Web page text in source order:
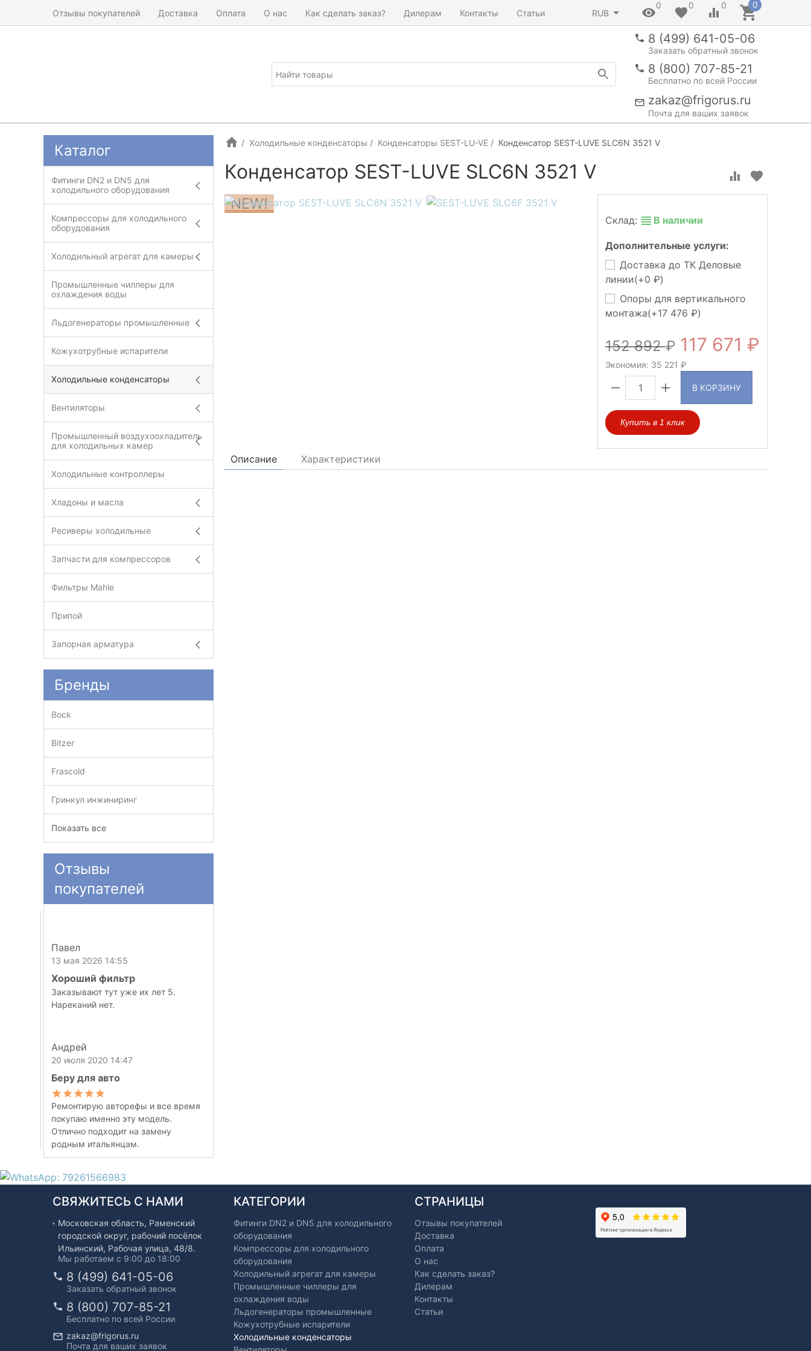
Отзывы покупателей Доставка Оплата О нас Как сделать заказ? Дилерам Контакты Статьи RUB
0 0 0 0
8 (499) 641-05-06
Заказать обратный звонок
8 (800) 707-85-21
Бесплатно по всей России
zakaz@frigorus.ru
Почта для ваших заявок
Холодильные конденсаторы Конденсаторы SEST-LU-VE Конденсатор SEST-LUVE SLC6N 3521 V
Конденсатор SEST-LUVE SLC6N 3521 V
NEW!
Склад: В наличии
Дополнительные услуги:
Доставка до ТК Деловые
линии(+0
)
Опоры для вертикального
монтажа(+17 476 )
152 892 117 671
Экономия: 35 221
В КОРЗИНУ
Купить в 1 клик
Описание Характеристики
Каталог
Фитинги DN2 и DN5 для
холодильного оборудования
Компрессоры для холодильного
оборудования
Холодильный агрегат для камеры
Промышленные чиллеры для
охлаждения воды
Льдогенераторы промышленные
Кожухотрубные испарители
Холодильные конденсаторы
Вентиляторы
Промышленный воздухоохладитель
для холодильных камер
Холодильные контроллеры
Хладоны и масла
Ресиверы холодильные
Запчасти для компрессоров
Фильтры Mahle
Припой
Запорная арматура
Бренды
Bock
Bitzer
Frascold
Гринкул инжиниринг
Показать все
Отзывы
покупателей
Павел
13 мая 2026 14:55
Хороший фильтр
Заказывают тут уже их лет 5.
Нареканий нет.
Андрей
20 июля 2020 14:47
Беру для авто
Ремонтирую авторефы и все время
покупаю именно эту модель.
Отлично подходит на замену
родным итальянцам.
СВЯЖИТЕСЬ С НАМИ
Московская область, Раменский
городской округ, рабочий посёлок
Ильинский, Рабочая улица, 48/8.
Мы работаем с 9:00 до 18:00
8 (499) 641-05-06
Заказать обратный звонок
8 (800) 707-85-21
Бесплатно по всей России
zakaz@frigorus.ru
Почта для ваших заявок
КАТЕГОРИИ
Фитинги DN2 и DN5 для холодильного
оборудования
Компрессоры для холодильного
оборудования
Холодильный агрегат для камеры
Промышленные чиллеры для
охлаждения воды
Льдогенераторы промышленные
Кожухотрубные испарители
Холодильные конденсаторы
СТРАНИЦЫ
Отзывы покупателей
Доставка
Оплата
О нас
Как сделать заказ?
Дилерам
Контакты
Статьи